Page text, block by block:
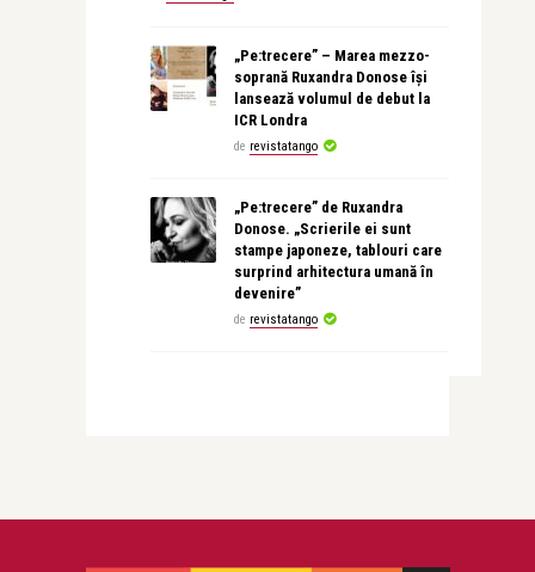
„Pe:trecere” – Marea mezzo-
soprană Ruxandra Donose își
lansează volumul de debut la
ICR Londra
de revistatango
„Pe:trecere” de Ruxandra
Donose. „Scrierile ei sunt
stampe japoneze, tablouri care
surprind arhitectura umană în
devenire”
de revistatango